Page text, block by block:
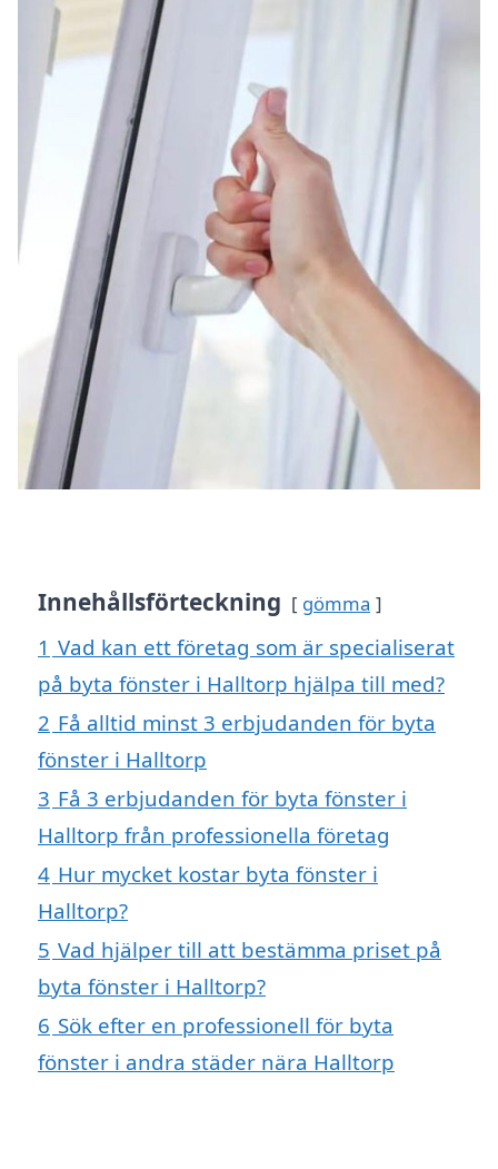
Innehållsförteckning gömma
1 Vad kan ett företag som är specialiserat
på byta fönster i Halltorp hjälpa till med?
2 Få alltid minst 3 erbjudanden för byta
fönster i Halltorp
3 Få 3 erbjudanden för byta fönster i
Halltorp från professionella företag
4 Hur mycket kostar byta fönster i
Halltorp?
5 Vad hjälper till att bestämma priset på
byta fönster i Halltorp?
6 Sök efter en professionell för byta
fönster i andra städer nära Halltorp